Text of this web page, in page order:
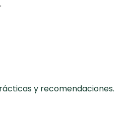
y recomendaciones.